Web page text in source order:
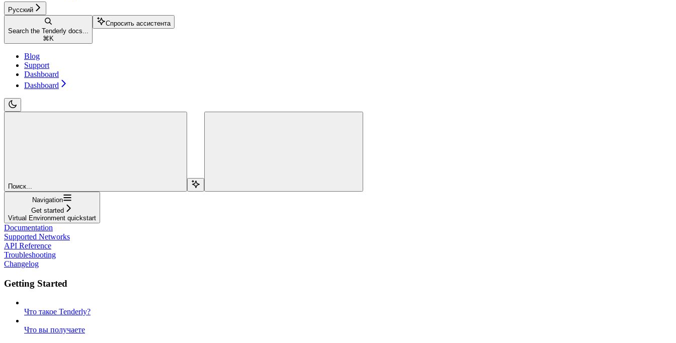
Русский
Search the Tenderly docs...
⌘ K
Спросить ассистента
Blog
Support
Dashboard
Dashboard
Поиск...
Navigation
Get started
Virtual Environment quickstart
Documentation
Supported Networks
API Reference
Troubleshooting
Changelog
Getting Started
Что такое Tenderly?
Что вы получаете